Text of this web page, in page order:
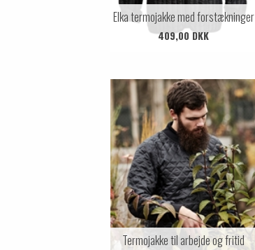
Elka termojakke med forstækninger
409,00 DKK
Termojakke til arbejde og fritid